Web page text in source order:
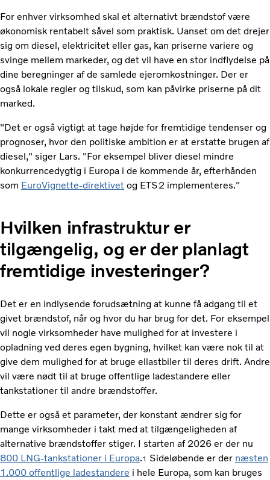
For enhver virksomhed skal et alternativt brændstof være
økonomisk rentabelt såvel som praktisk. Uanset om det drejer
sig om diesel, elektricitet eller gas, kan priserne variere og
svinge mellem markeder, og det vil have en stor indflydelse på
dine beregninger af de samlede ejeromkostninger. Der er
også lokale regler og tilskud, som kan påvirke priserne på dit
marked.
"Det er også vigtigt at tage højde for fremtidige tendenser og
prognoser, hvor den politiske ambition er at erstatte brugen af
​​diesel," siger Lars. "For eksempel bliver diesel mindre
konkurrencedygtig i Europa i de kommende år, efterhånden
som EuroVignette-direktivet og ETS2 implementeres."
Hvilken infrastruktur er
tilgængelig, og er der planlagt
fremtidige investeringer?
Det er en indlysende forudsætning at kunne få adgang til et
givet brændstof, når og hvor du har brug for det. For eksempel
vil nogle virksomheder have mulighed for at investere i
opladning ved deres egen bygning, hvilket kan være nok til at
give dem mulighed for at bruge ellastbiler til deres drift. Andre
vil være nødt til at bruge offentlige ladestandere eller
tankstationer til andre brændstoffer.
Dette er også et parameter, der konstant ændrer sig for
mange virksomheder i takt med at tilgængeligheden af ​​
alternative brændstoffer stiger. I starten af ​​2026 er der nu
800 LNG-tankstationer i Europa.1 Sideløbende er der næsten
1.000 offentlige ladestandere i hele Europa, som kan bruges